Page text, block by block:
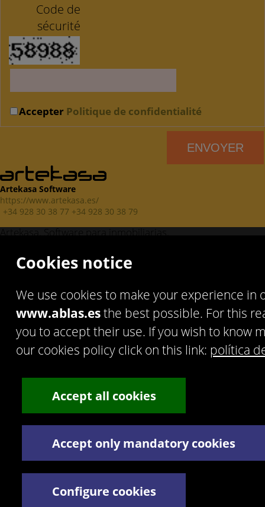
Code de
sécurité
Accepter Politique de confidentialité
Artekasa Software
https://www.artekasa.es/
+34 928 30 38 77 +34 928 30 38 79
C. Doña Micaela Hernández, 1. Oficina 2. - 35500 Arrecife
de Lanzarote. España.
Política de privacidad
Cookies notice
We use cookies to make your experience in
www.ablas.esthe best possible. For this
you to accept their use. If you wish to know
our cookies policy click on this link: política
Accept all cookies
Accept only mandatory cookies
Configure cookies